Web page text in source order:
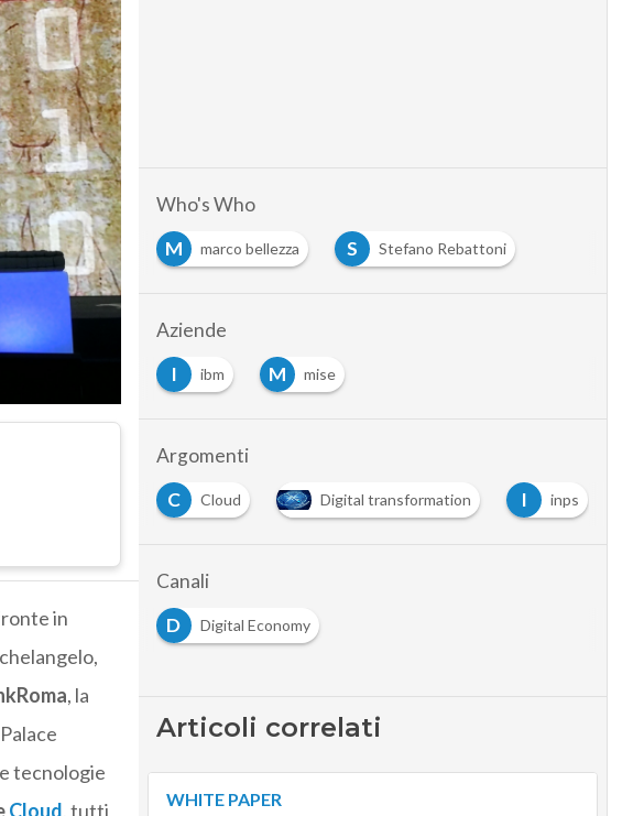
in
, la
tecnologie
Cloud, tutti
Who's Who
M
marco bellezza S Stefano Rebattoni
Aziende
I
ibm M mise
Argomenti
C Cloud Digital transformation I inps
Canali
D
Digital Economy
Articoli correlati
WHITE PAPER